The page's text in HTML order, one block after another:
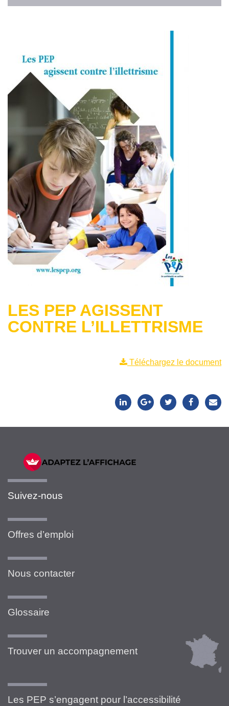
LES PEP AGISSENT
CONTRE L’ILLETTRISME
Téléchargez le document
Suivez-nous
Offres d’emploi
Nous contacter
Glossaire
Trouver un accompagnement
Les PEP s’engagent pour l’accessibilité